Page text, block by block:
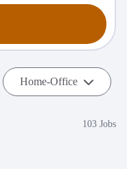
Home-Office
103 Jobs